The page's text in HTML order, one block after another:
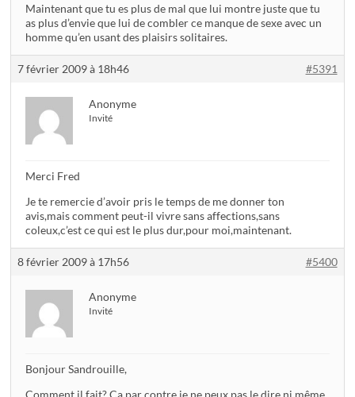
Maintenant que tu es plus de mal que lui montre juste que tu
as plus d’envie que lui de combler ce manque de sexe avec un
homme qu’en usant des plaisirs solitaires.
7 février 2009 à 18h46 #5391
Anonyme
Invité
Merci Fred
Je te remercie d’avoir pris le temps de me donner ton
avis,mais comment peut-il vivre sans affections,sans
coleux,c’est ce qui est le plus dur,pour moi,maintenant.
8 février 2009 à 17h56 #5400
Anonyme
Invité
Bonjour Sandrouille,
Comment il fait? Ca par contre je ne peux pas le dire ni même